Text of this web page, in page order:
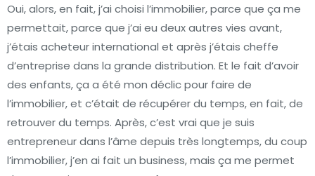
Oui, alors, en fait, j’ai choisi l’immobilier, parce que ça me
permettait, parce que j’ai eu deux autres vies avant,
j’étais acheteur international et après j’étais cheffe
d’entreprise dans la grande distribution. Et le fait d’avoir
des enfants, ça a été mon déclic pour faire de
l’immobilier, et c’était de récupérer du temps, en fait, de
retrouver du temps. Après, c’est vrai que je suis
entrepreneur dans l’âme depuis très longtemps, du coup
l’immobilier, j’en ai fait un business, mais ça me permet